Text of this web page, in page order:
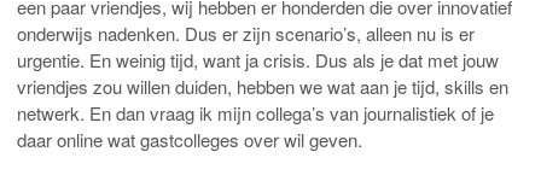
een paar vriendjes, wij hebben er honderden die over innovatief
onderwijs nadenken. Dus er zijn scenario’s, alleen nu is er
urgentie. En weinig tijd, want ja crisis. Dus als je dat met jouw
vriendjes zou willen duiden, hebben we wat aan je tijd, skills en
netwerk. En dan vraag ik mijn collega’s van journalistiek of je
daar online wat gastcolleges over wil geven.